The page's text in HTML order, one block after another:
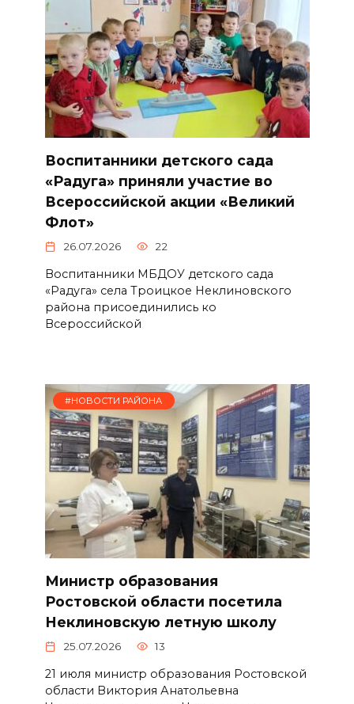
Воспитанники детского сада
«Радуга» приняли участие во
Всероссийской акции «Великий
Флот»
26.07.2026 22
Воспитанники МБДОУ детского сада
«Радуга» села Троицкое Неклиновского
района присоединились ко
Всероссийской
#НОВОСТИ РАЙОНА
Министр образования
Ростовской области посетила
Неклиновскую летную школу
25.07.2026 13
21 июля министр образования Ростовской
области Виктория Анатольевна